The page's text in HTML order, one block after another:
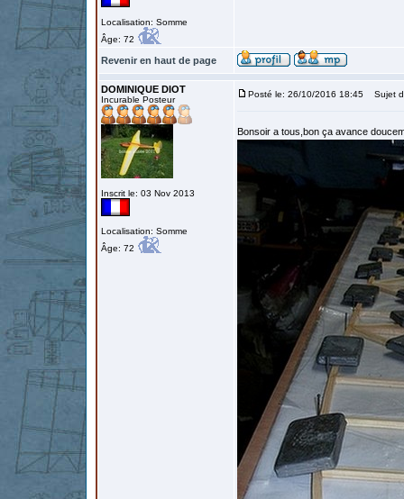
Localisation: Somme
Âge: 72
Revenir en haut de page
DOMINIQUE DIOT
Incurable Posteur
Inscrit le: 03 Nov 2013
Localisation: Somme
Âge: 72
Posté le: 26/10/2016 18:45 Sujet
Bonsoir a tous,bon ça avance